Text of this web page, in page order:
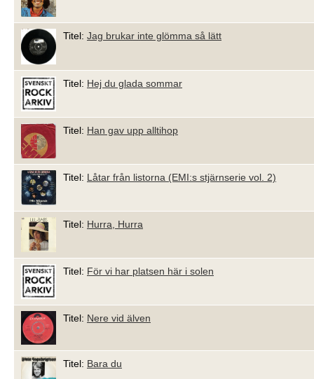
Titel: Jag brukar inte glömma så lätt
Titel: Hej du glada sommar
Titel: Han gav upp alltihop
Titel: Låtar från listorna (EMI:s stjärnserie vol. 2)
Titel: Hurra, Hurra
Titel: För vi har platsen här i solen
Titel: Nere vid älven
Titel: Bara du